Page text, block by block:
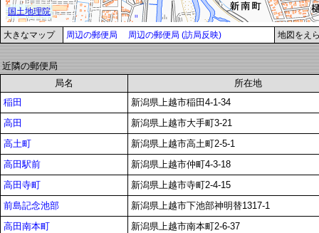
大きなマップ 周辺の郵便局 周辺の郵便局 (訪局反映) 地図をえ
近隣の郵便局
局名
所在地
稲田
新潟県上越市稲田4-1-34
高田
新潟県上越市大手町3-21
高土町
新潟県上越市高土町2-5-1
高田駅前
新潟県上越市仲町4-3-18
高田寺町
新潟県上越市寺町2-4-15
前島記念池部
新潟県上越市下池部神明替1317-1
高田南本町
新潟県上越市南本町2-6-37